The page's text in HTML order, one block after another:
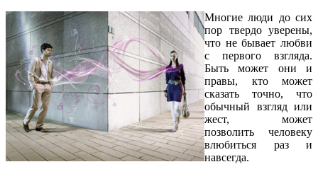
Многие люди до сих
пор твердо уверены,
что не бывает любви
с первого взгляда.
Быть может они и
правы, кто может
сказать точно, что
обычный взгляд или
жест, может
позволить человеку
влюбиться раз и
навсегда.